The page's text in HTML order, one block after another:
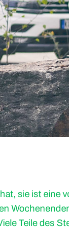
sie ist eine
Teile des